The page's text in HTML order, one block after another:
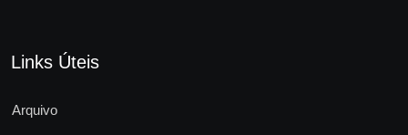
Links Úteis
Arquivo